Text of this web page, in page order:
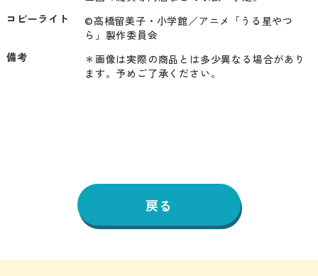
コピーライト
©高橋留美子・小学館／アニメ「うる星やつ
ら」製作委員会
備考
＊画像は実際の商品とは多少異なる場合があり
ます。予めご了承ください。
戻る